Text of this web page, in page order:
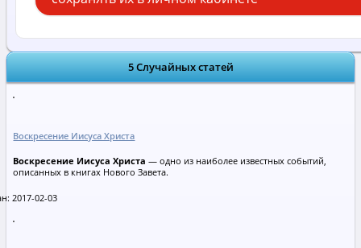
5 Случайных статей
Воскресение Иисуса Христа
Воскресение Иисуса Христа — одно из наиболее известных событий,
описанных в книгах Нового Завета.
2017-02-03